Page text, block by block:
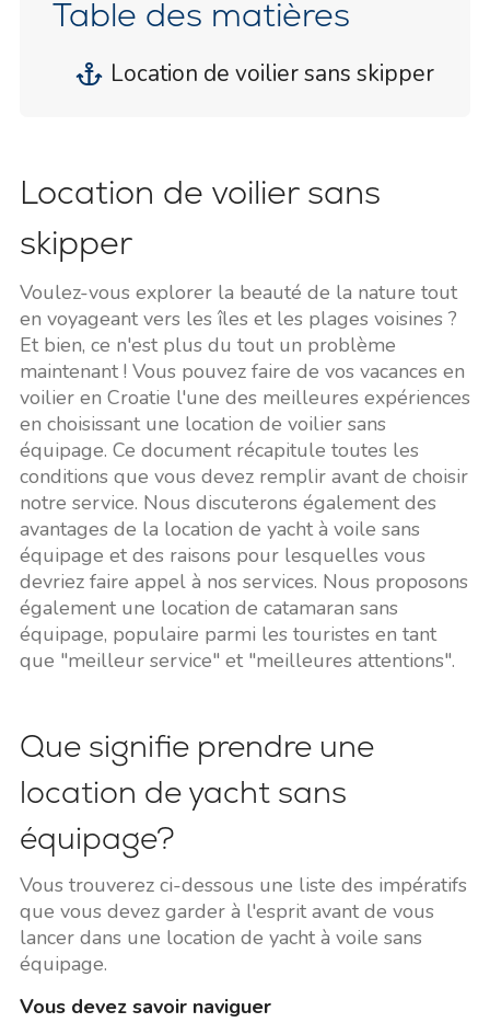
Table des matières
Location de voilier sans skipper
Location de voilier sans
skipper
Voulez-vous explorer la beauté de la nature tout
en voyageant vers les îles et les plages voisines ?
Et bien, ce n'est plus du tout un problème
maintenant ! Vous pouvez faire de vos vacances en
voilier en Croatie l'une des meilleures expériences
en choisissant une location de voilier sans
équipage. Ce document récapitule toutes les
conditions que vous devez remplir avant de choisir
notre service. Nous discuterons également des
avantages de la location de yacht à voile sans
équipage et des raisons pour lesquelles vous
devriez faire appel à nos services. Nous proposons
également une location de catamaran sans
équipage, populaire parmi les touristes en tant
que "meilleur service" et "meilleures attentions".
Que signifie prendre une
location de yacht sans
équipage?
Vous trouverez ci-dessous une liste des impératifs
que vous devez garder à l'esprit avant de vous
lancer dans une location de yacht à voile sans
équipage.
Vous devez savoir naviguer